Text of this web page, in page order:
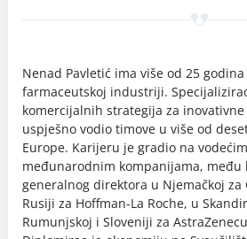
Nenad Pavletić ima više od 25
farmaceutskoj industriji.
komercijalnih strategija za
uspješno vodio timove u više od
Europe. Karijeru je gradio na
međunarodnim kompanijama, među
generalnog direktora u Njemačkoj za
Rusiji za Hoffman-La Roche, u
Rumunjskoj i Sloveniji za